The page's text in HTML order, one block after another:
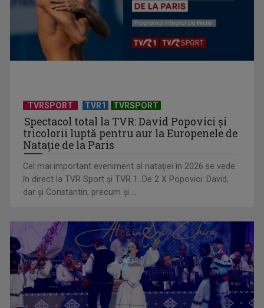
Federația SANITAS suspendă temporar greva generală din
sistemul sanitar
TVRSPORT TVR1 TVRSPORT
Spectacol total la TVR: David Popovici și
tricolorii luptă pentru aur la Europenele de
Natație de la Paris
Cel mai important eveniment al nataţiei în 2026 se vede
în direct la TVR Sport şi TVR 1. De 2 X Popovici: David,
dar şi Constantin, precum şi ...